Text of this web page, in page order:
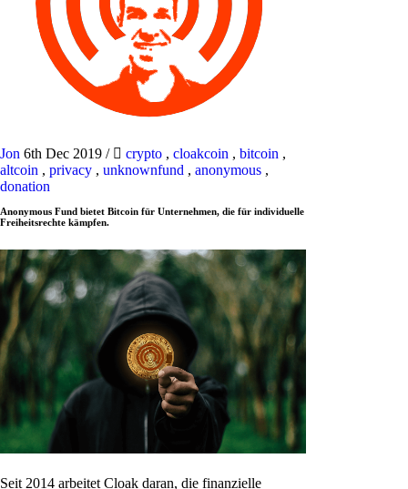
Jon 6th Dec 2019 / crypto , cloakcoin , bitcoin ,
altcoin , privacy , unknownfund , anonymous ,
donation
Anonymous Fund bietet Bitcoin für Unternehmen, die für individuelle
Freiheitsrechte kämpfen.
Seit 2014 arbeitet Cloak daran, die finanzielle